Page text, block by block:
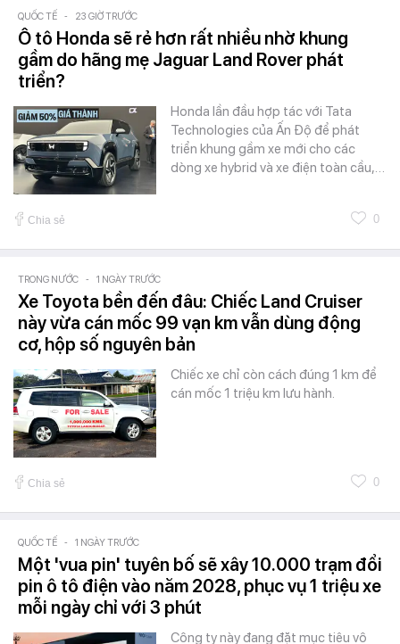
QUỐC TẾ - 23 GIỜ TRƯỚC
Ô tô Honda sẽ rẻ hơn rất nhiều nhờ khung
gầm do hãng mẹ Jaguar Land Rover phát
triển?
Honda lần đầu hợp tác với Tata
Technologies của Ấn Độ để phát
triển khung gầm xe mới cho các
dòng xe hybrid và xe điện toàn cầu,…
Chia sẻ 0
TRONG NƯỚC - 1 NGÀY TRƯỚC
Xe Toyota bền đến đâu: Chiếc Land Cruiser
này vừa cán mốc 99 vạn km vẫn dùng động
cơ, hộp số nguyên bản
Chiếc xe chỉ còn cách đúng 1 km để
cán mốc 1 triệu km lưu hành.
Chia sẻ 0
QUỐC TẾ - 1 NGÀY TRƯỚC
Một 'vua pin' tuyên bố sẽ xây 10.000 trạm đổi
pin ô tô điện vào năm 2028, phục vụ 1 triệu xe
mỗi ngày chỉ với 3 phút
Công ty này đang đặt mục tiêu vô